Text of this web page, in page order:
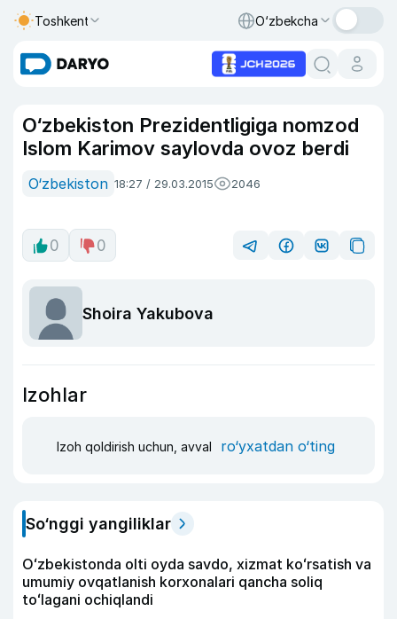
Toshkent O‘zbekcha
O‘zbekiston Prezidentligiga nomzod
Islom Karimov saylovda ovoz berdi
O‘zbekiston 18:27 / 29.03.2015 2046
0 0
Shoira Yakubova
Izohlar
Izoh qoldirish uchun, avval ro‘yxatdan o‘ting
So‘nggi yangiliklar
Oʻzbekistonda olti oyda savdo, xizmat koʻrsatish va
umumiy ovqatlanish korxonalari qancha soliq
toʻlagani ochiqlandi